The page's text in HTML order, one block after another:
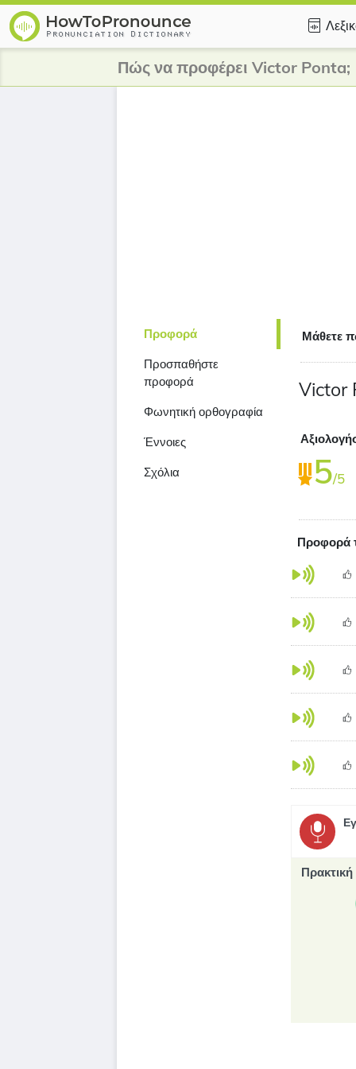
Πώς να προφέρει Victor Ponta;
Προφορά
Προσπαθήστε
προφορά
Φωνητική ορθογραφία
Έννοιες
Σχόλια
Μάθετε
Victor
5/5
Προφορά
Πρακτική